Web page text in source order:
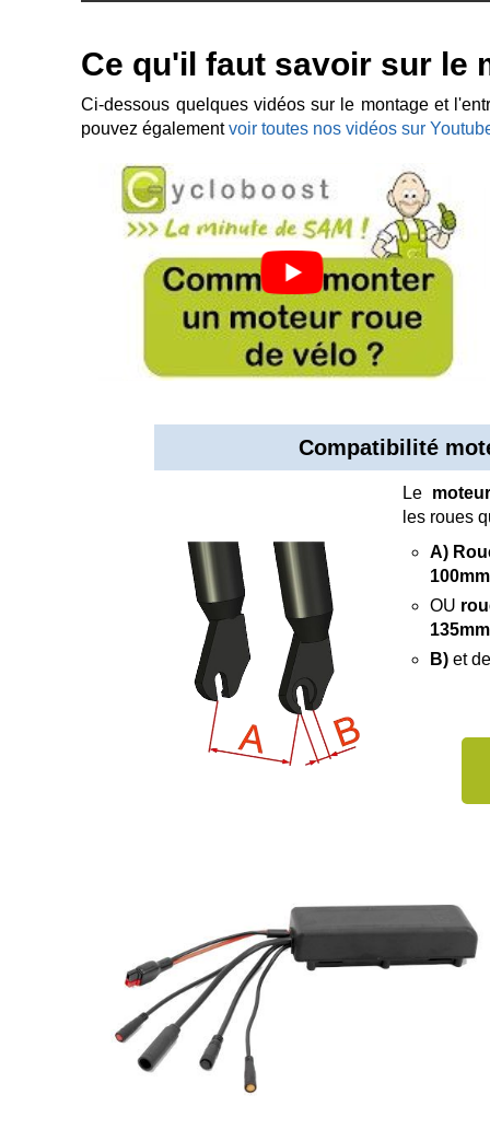
Ce qu'il faut savoir sur le
Ci-dessous quelques vidéos sur le montage et
pouvez égalementvoir toutes nos vidéos sur
Compatibilité
Le
les roues
A)
100mm
OU
135mm
B) et